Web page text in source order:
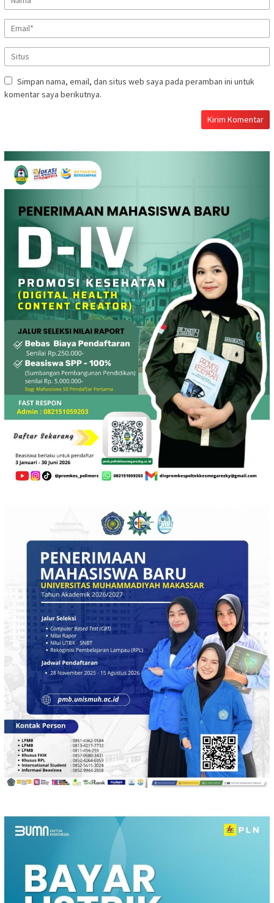
Simpan nama, email, dan situs web saya pada peramban ini untuk
komentar saya berikutnya.